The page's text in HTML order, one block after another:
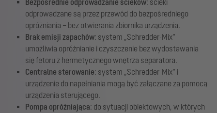
Bezpośrednie odprowadzanie ścieków: ścieki
odprowadzane są przez przewód do bezpośredniego
opróżniania – bez otwierania zbiornika urządzenia.
Brak emisji zapachów: system „Schredder-Mix”
umożliwia opróżnianie i czyszczenie bez wydostawania
się fetoru z hermetycznego wnętrza separatora.
Centralne sterowanie: system „Schredder-Mix” i
urządzenie do napełniania mogą być załączane za pomocą
urządzenia sterującego.
Pompa opróżniająca: do sytuacji obiektowych, w których